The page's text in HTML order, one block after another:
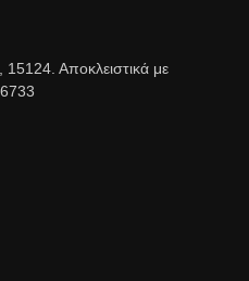
Αποκλειστικά με